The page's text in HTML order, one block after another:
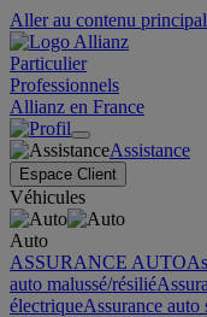
Aller au contenu principal
Particulier
Professionnels
Allianz en France
Assistance
Espace Client
Véhicules
Auto
ASSURANCE AUTO
auto malussé/résilié
électriqueAssurance auto